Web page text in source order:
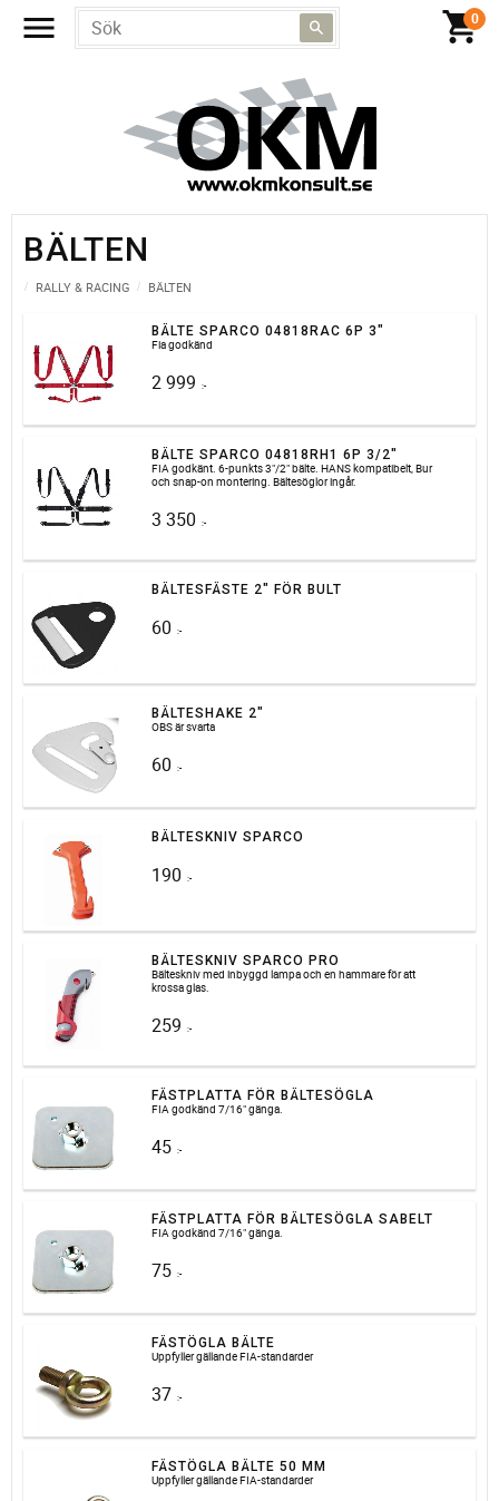
BÄLTEN
RALLY & RACING BÄLTEN
BÄLTE SPARCO 04818RAC 6P 3"
Fia godkänd
2 999 :-
BÄLTE SPARCO 04818RH1 6P 3/2"
FIA godkänt. 6-punkts 3"/2" bälte. HANS kompatibelt, Bur
och snap-on montering. Bältesöglor ingår.
3 350 :-
BÄLTESFÄSTE 2" FÖR BULT
60 :-
BÄLTESHAKE 2"
OBS är svarta
60 :-
BÄLTESKNIV SPARCO
190 :-
BÄLTESKNIV SPARCO PRO
Bälteskniv med inbyggd lampa och en hammare för att
krossa glas.
259 :-
FÄSTPLATTA FÖR BÄLTESÖGLA
FIA godkänd 7/16" gänga.
45 :-
FÄSTPLATTA FÖR BÄLTESÖGLA SABELT
FIA godkänd 7/16" gänga.
75 :-
FÄSTÖGLA BÄLTE
Uppfyller gällande FIA-standarder
37 :-
FÄSTÖGLA BÄLTE 50 MM
Uppfyller gällande FIA-standarder